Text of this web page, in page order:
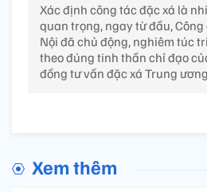
Xác định công tác đặc xá là
quan trọng, ngay từ đầu,
Nội đã chủ động, nghiêm túc
theo đúng tinh thần chỉ đạo
đồng tư vấn đặc xá Trung
Xem thêm